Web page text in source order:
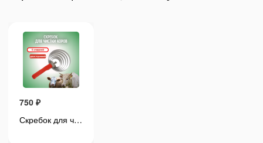
750 ₽
Скребок для чистки коров Exmork, 6 спиралей из нержавеющей стали